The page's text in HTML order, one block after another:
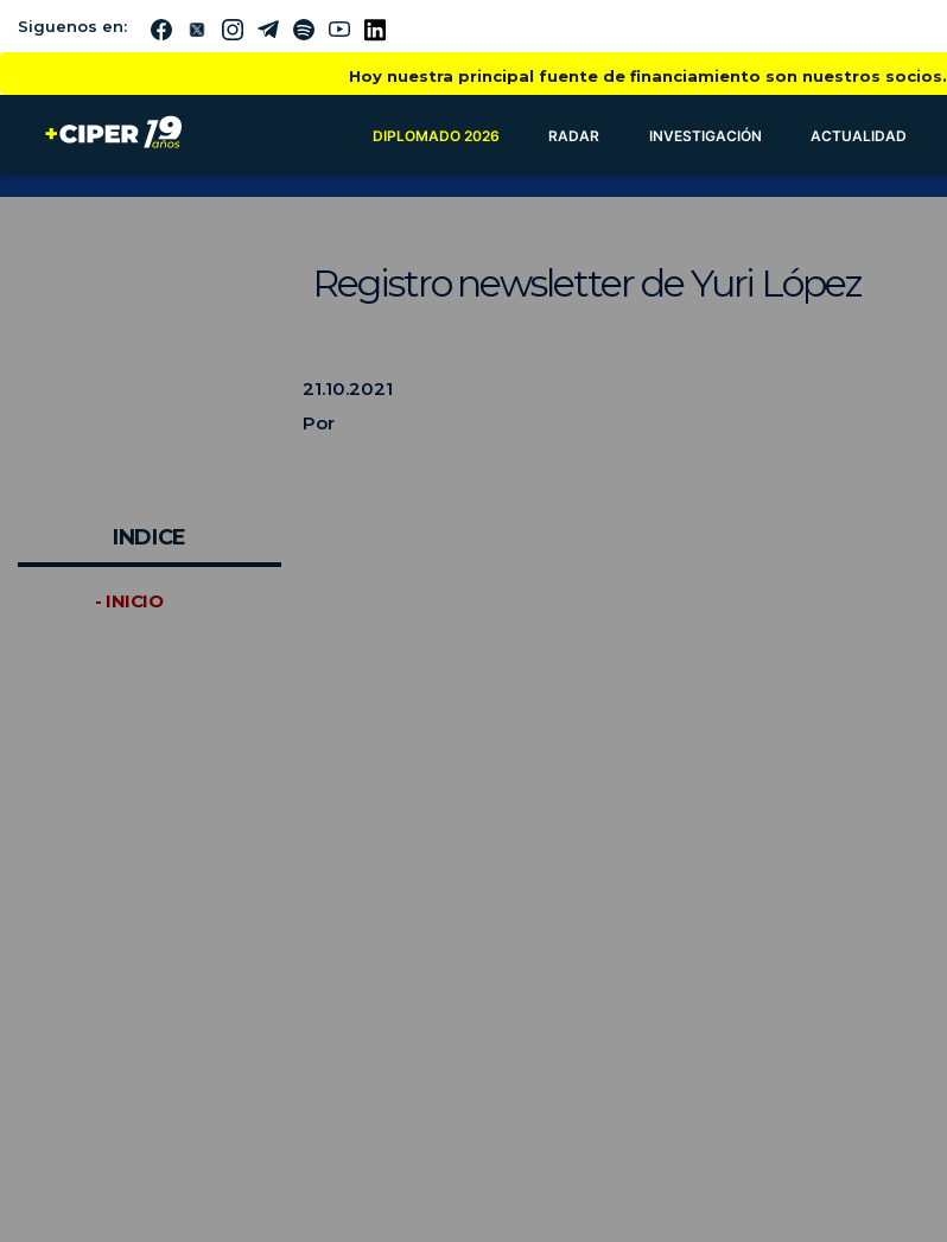
Siguenos en:
Hoy nuestra principal fuente de financiamiento son nuestros socios.
DIPLOMADO 2026 RADAR INVESTIGACIÓN ACTUALIDAD
Registro newsletter de Yuri López
21.10.2021
Por
INDICE
- INICIO